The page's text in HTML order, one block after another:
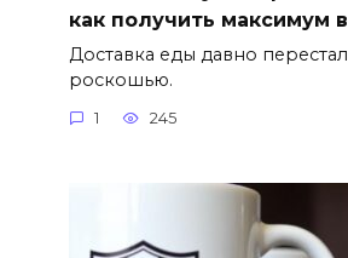
как получить максимум
Доставка еды давно
роскошью.
1 245